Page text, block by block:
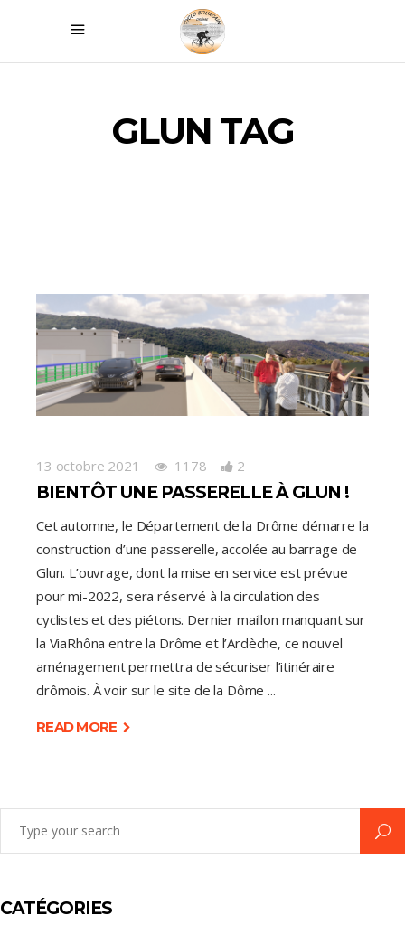
GLUN TAG
13 octobre 2021 1178 2
BIENTÔT UNE PASSERELLE À GLUN !
Cet automne, le Département de la Drôme démarre la
construction d’une passerelle, accolée au barrage de
Glun. L’ouvrage, dont la mise en service est prévue
pour mi-2022, sera réservé à la circulation des
cyclistes et des piétons. Dernier maillon manquant sur
la ViaRhôna entre la Drôme et l’Ardèche, ce nouvel
aménagement permettra de sécuriser l’itinéraire
drômois. À voir sur le site de la Dôme
READ MORE
CATÉGORIES